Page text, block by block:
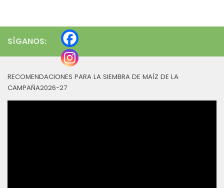
SÍGANOS:
RECOMENDACIONES PARA LA SIEMBRA DE MAÍZ DE LA
CAMPAÑA2026-27